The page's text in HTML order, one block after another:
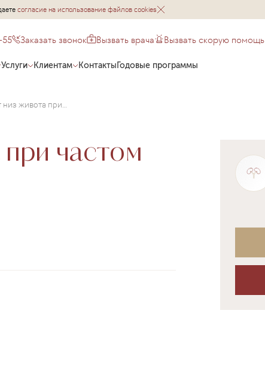
согласие на использование файлов cookies
55 Заказать звонок Вызвать врача Вызвать скорую помощь
Услуги Клиентам КонтактыГодовые программы
Почему болит низ живота при частом мочеиспускании?
частом